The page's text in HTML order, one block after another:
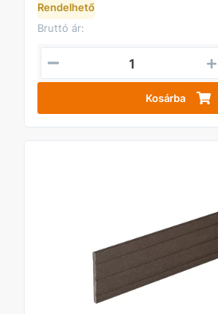
Rendelhető
Bruttó ár:
Kosárba